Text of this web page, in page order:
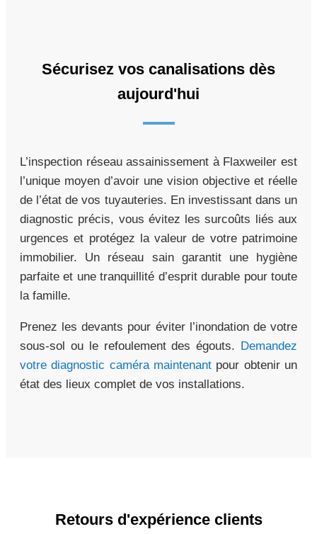
Sécurisez vos canalisations dès
aujourd'hui
L’inspection réseau assainissement à Flaxweiler est
l’unique moyen d’avoir une vision objective et réelle
de l’état de vos tuyauteries. En investissant dans un
diagnostic précis, vous évitez les surcoûts liés aux
urgences et protégez la valeur de votre patrimoine
immobilier. Un réseau sain garantit une hygiène
parfaite et une tranquillité d’esprit durable pour toute
la famille.
Prenez les devants pour éviter l’inondation de votre
sous-sol ou le refoulement des égouts. Demandez
votre diagnostic caméra maintenant pour obtenir un
état des lieux complet de vos installations.
Retours d'expérience clients